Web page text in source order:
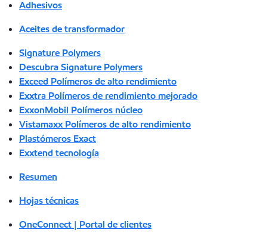
Adhesivos
Aceites de transformador
Signature Polymers
Descubra Signature Polymers
Exceed Polímeros de alto rendimiento
Exxtra Polímeros de rendimiento mejorado
ExxonMobil Polímeros núcleo
Vistamaxx Polímeros de alto rendimiento
Plastómeros Exact
Exxtend tecnología
Resumen
Hojas técnicas
OneConnect | Portal de clientes